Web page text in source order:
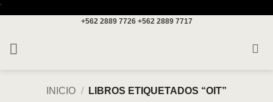
'
+562 2889 7726 +562 2889 7717
INICIO / LIBROS ETIQUETADOS “OIT”